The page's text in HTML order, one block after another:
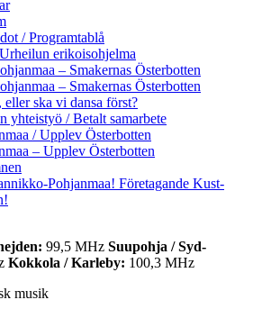
/ Programtablå
erikoisohjelma
– Smakernas Österbotten
– Smakernas Österbotten
eller ska vi dansa först?
yhteistyö / Betalt samarbete
/ Upplev Österbotten
– Upplev Österbotten
Pohjanmaa! Företagande Kust-
99,5 MHz Suupohja / Syd-
Kokkola / Karleby: 100,3 MHz
musik